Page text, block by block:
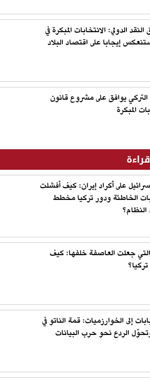
الدولي: الانتخابات المبكرة في
إيجابا على اقتصاد البلاد
التركي يوافق على مشروع قانون
المبكرة
على أكراد إيران: كيف أفشلت
الخاطئة ودور تركيا مخطط
التي جعلت العاصفة خلفها: كيف
إلى الخوارزميات: قمة الناتو في
الردع نحو حرب البيانات